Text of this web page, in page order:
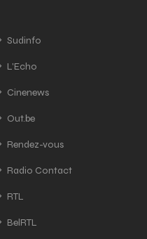
Sudinfo
L'Echo
Cinenews
Out.be
Rendez-vous
Radio Contact
RTL
BelRTL